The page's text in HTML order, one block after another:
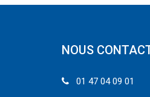
NOUS
01 47 04 09 01